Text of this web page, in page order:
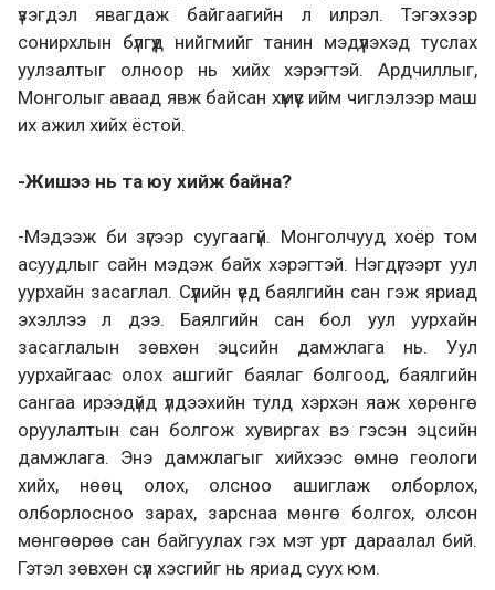
үзэгдэл явагдаж байгаагийн л илрэл. Тэгэхээр
сонирхлын бүлгүүд нийгмийг танин мэдүүлэхэд туслах
уулзалтыг олноор нь хийх хэрэгтэй. Ардчиллыг,
Монголыг аваад явж байсан хүмүүс ийм чиглэлээр маш
их ажил хийх ёстой.
-Жишээ нь та юу хийж байна?
-Мэдээж би зүгээр суугаагүй. Монголчууд хоёр том
асуудлыг сайн мэдэж байх хэрэгтэй. Нэгдүгээрт уул
уурхайн засаглал. Сүүлийн үед баялгийн сан гэж яриад
эхэллээ л дээ. Баялгийн сан бол уул уурхайн
засаглалын зөвхөн эцсийн дамжлага нь. Уул
уурхайгаас олох ашгийг баялаг болгоод, баялгийн
сангаа ирээдүйд үлдээхийн тулд хэрхэн яаж хөрөнгө
оруулалтын сан болгож хувиргах вэ гэсэн эцсийн
дамжлага. Энэ дамжлагыг хийхээс өмнө геологи
хийх, нөөц олох, олсноо ашиглаж олборлох,
олборлосноо зарах, зарснаа мөнгө болгох, олсон
мөнгөөрөө сан байгуулах гэх мэт урт дараалал бий.
Гэтэл зөвхөн сүүл хэсгийг нь яриад суух юм.